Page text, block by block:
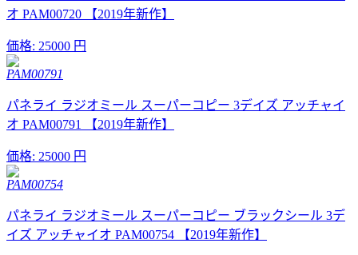
オ PAM00720 【2019年新作】
価格: 25000 円
PAM00791
パネライ ラジオミール スーパーコピー 3デイズ アッチャイ
オ PAM00791 【2019年新作】
価格: 25000 円
PAM00754
パネライ ラジオミール スーパーコピー ブラックシール 3デ
イズ アッチャイオ PAM00754 【2019年新作】